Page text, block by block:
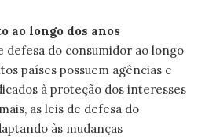
ao longo dos anos
defesa do consumidor ao longo
países possuem agências e
à proteção dos interesses
as leis de defesa do
às mudanças